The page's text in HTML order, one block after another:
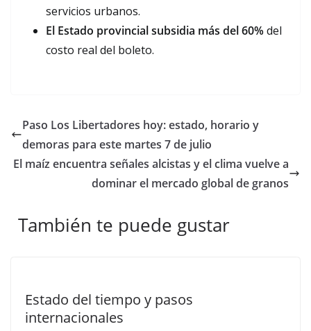
servicios urbanos.
El Estado provincial subsidia más del 60%del
costo real del boleto.
Paso Los Libertadores hoy: estado, horario y
demoras para este martes 7 de julio
El maíz encuentra señales alcistas y el clima vuelve a
dominar el mercado global de granos
También te puede gustar
Estado del tiempo y pasos
internacionales